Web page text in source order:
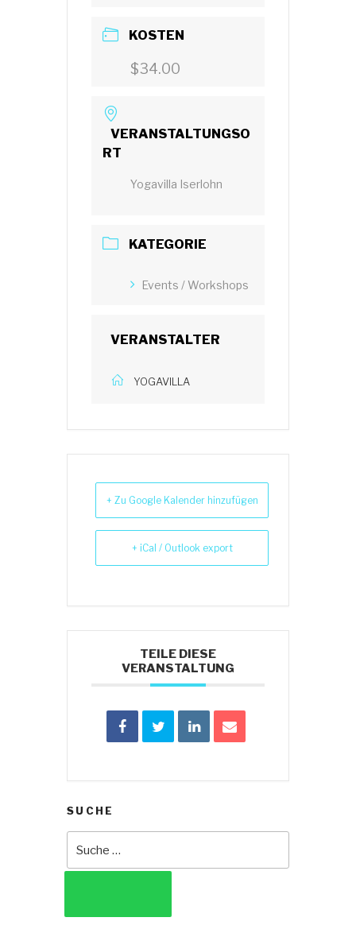
KOSTEN
$34.00
VERANSTALTUNGSO
RT
Yogavilla Iserlohn
KATEGORIE
Events / Workshops
VERANSTALTER
YOGAVILLA
+ Zu Google Kalender hinzufügen
+ iCal / Outlook export
TEILE DIESE
VERANSTALTUNG
SUCHE